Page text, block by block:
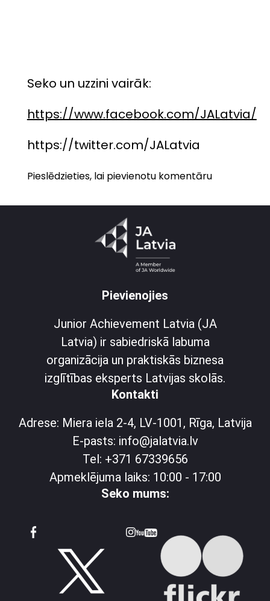
Seko un uzzini vairāk:
https://www.facebook.com/JALatvia/
https://twitter.com/JALatvia
Pieslēdzieties, lai pievienotu komentāru
Pievienojies
Junior Achievement Latvia (JA
Latvia) ir sabiedriskā labuma
organizācija un praktiskās biznesa
izglītības eksperts Latvijas skolās.
Kontakti
Adrese: Miera iela 2-4, LV-1001, Rīga, Latvija
E-pasts: info@jalatvia.lv
Tel: +371 67339656
Apmeklējuma laiks: 10:00 - 17:00
Seko mums: